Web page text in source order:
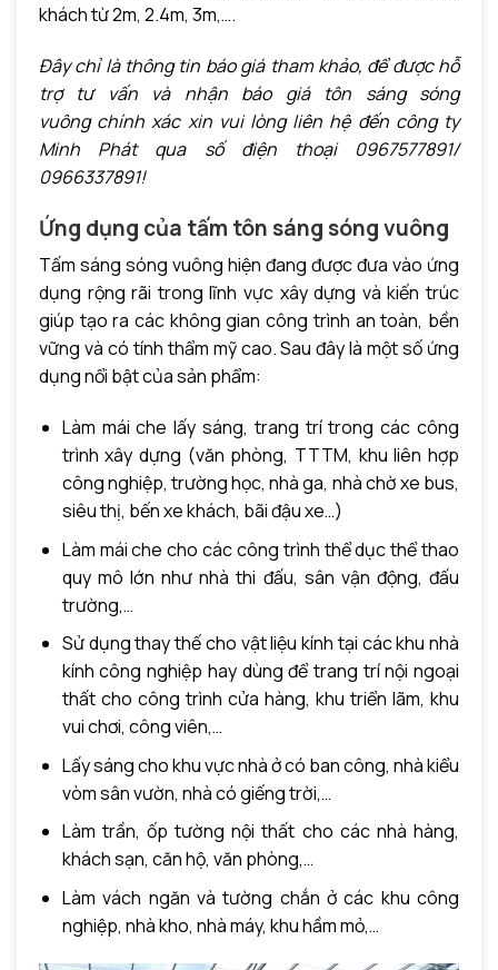
khách từ 2m, 2.4m, 3m,….
Đây chỉ là thông tin báo giá tham khảo, để được hỗ
trợ tư vấn và nhận báo giá tôn sáng sóng
vuôngchính xác xin vui lòng liên hệ đến công ty
Minh Phát qua số điện thoại 0967577891/
0966337891!
Ứng dụng của tấm tôn sáng sóng vuông
Tấm sáng sóng vuông hiện đang được đưa vào ứng
dụng rộng rãi trong lĩnh vực xây dựng và kiến trúc
giúp tạo ra các không gian công trình an toàn, bền
vững và có tính thẩm mỹ cao. Sau đây là một số ứng
dụng nổi bật của sản phẩm:
Làm mái che lấy sáng, trang trí trong các công
trình xây dựng (văn phòng, TTTM, khu liên hợp
công nghiệp, trường học, nhà ga, nhà chờ xe bus,
siêu thị, bến xe khách, bãi đậu xe…)
Làm mái che cho các công trình thể dục thể thao
quy mô lớn như nhà thi đấu, sân vận động, đấu
trường,…
Sử dụng thay thế cho vật liệu kính tại các khu nhà
kính công nghiệp hay dùng để trang trí nội ngoại
thất cho công trình cửa hàng, khu triển lãm, khu
vui chơi, công viên,…
Lấy sáng cho khu vực nhà ở có ban công, nhà kiểu
vòm sân vườn, nhà có giếng trời,…
Làm trần, ốp tường nội thất cho các nhà hàng,
khách sạn, căn hộ, văn phòng,…
Làm vách ngăn và tường chắn ở các khu công
nghiệp, nhà kho, nhà máy, khu hầm mỏ,…